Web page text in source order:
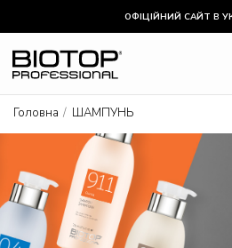
ОФІЦІЙНИЙ САЙТ В
Головна ШАМПУНЬ